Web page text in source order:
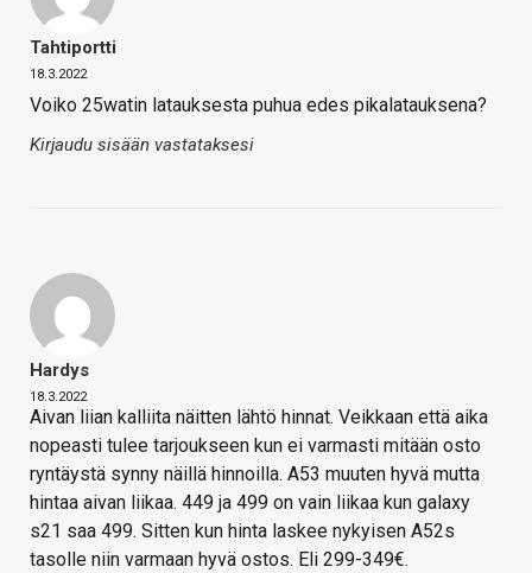
Tahtiportti
18.3.2022
Voiko 25watin latauksesta puhua edes pikalatauksena?
Kirjaudu sisään vastataksesi
Hardys
18.3.2022
Aivan liian kalliita näitten lähtö hinnat. Veikkaan että aika
nopeasti tulee tarjoukseen kun ei varmasti mitään osto
ryntäystä synny näillä hinnoilla. A53 muuten hyvä mutta
hintaa aivan liikaa. 449 ja 499 on vain liikaa kun galaxy
s21 saa 499. Sitten kun hinta laskee nykyisen A52s
tasolle niin varmaan hyvä ostos. Eli 299-349€.